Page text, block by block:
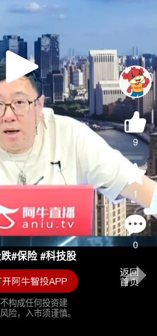
Play
Video
9
1
0
#保险 #科技股
构成任何投资建
险，入市须谨慎。